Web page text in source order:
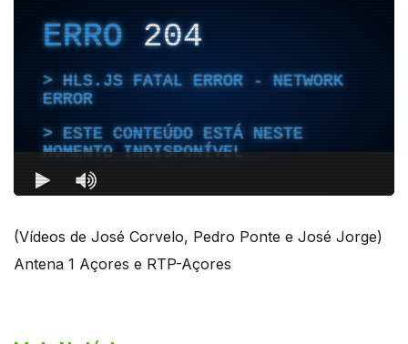
(Vídeos de José Corvelo, Pedro Ponte e José Jorge)
Antena 1 Açores e RTP-Açores